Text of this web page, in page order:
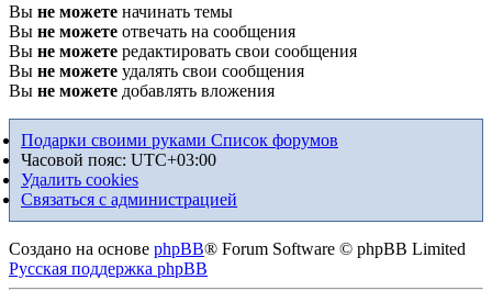
Вы не можете начинать темы
Вы не можете отвечать на сообщения
Вы не можете редактировать свои сообщения
Вы не можете удалять свои сообщения
Вы не можете добавлять вложения
Подарки своими руками Список форумов
Часовой пояс: UTC+03:00
Удалить cookies
Связаться с администрацией
Создано на основе phpBB® Forum Software © phpBB Limited
Русская поддержка phpBB